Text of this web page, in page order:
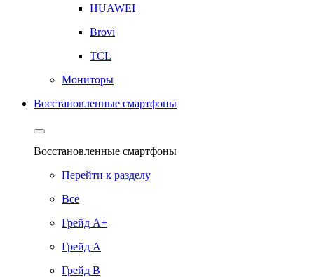
HUAWEI
Brovi
TCL
Мониторы
Восстановленные смартфоны
Восстановленные смартфоны
Перейти к разделу
Все
Грейд А+
Грейд А
Грейд B